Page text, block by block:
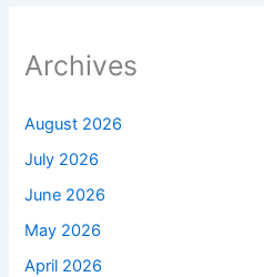
Archives
August 2026
July 2026
June 2026
May 2026
April 2026